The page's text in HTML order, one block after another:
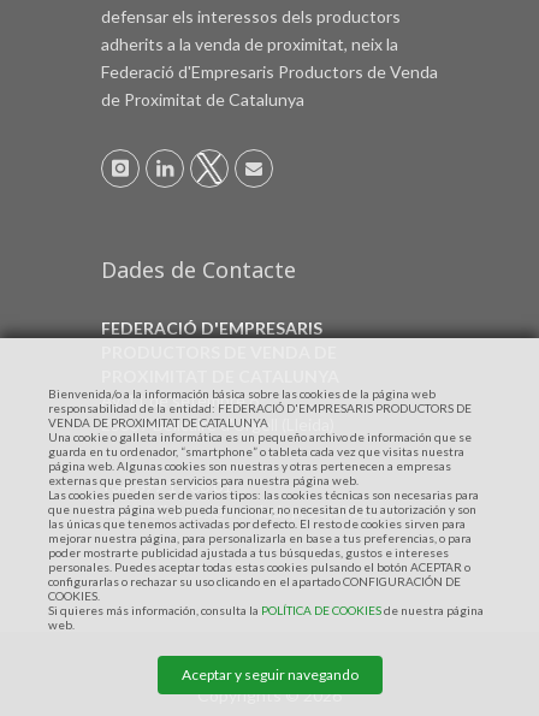
defensar els interessos dels productors
adherits a la venda de proximitat, neix la
Federació d'Empresaris Productors de Venda
de Proximitat de Catalunya
Dades de Contacte
FEDERACIÓ D'EMPRESARIS
Av. 11 de setembre 6
25337 Bellcaire d'Urgell (Lleida)
+34 699 17 66 01
direcciollotges@vendadeproximitat.cat
Copyrights © 2026
Bienvenida/o a la información básica sobre las cookies de la página web
responsabilidad de la entidad: FEDERACIÓ D'EMPRESARIS PRODUCTORS DE
VENDA DE PROXIMITAT DE CATALUNYA
Una cookie o galleta informática es un pequeño archivo de información que se
guarda en tu ordenador, “smartphone” o tableta cada vez que visitas nuestra
página web. Algunas cookies son nuestras y otras pertenecen a empresas
externas que prestan servicios para nuestra página web.
Las cookies pueden ser de varios tipos: las cookies técnicas son necesarias para
que nuestra página web pueda funcionar, no necesitan de tu autorización y son
las únicas que tenemos activadas por defecto. El resto de cookies sirven para
mejorar nuestra página, para personalizarla en base a tus preferencias, o para
poder mostrarte publicidad ajustada a tus búsquedas, gustos e intereses
personales. Puedes aceptar todas estas cookies pulsando el botón ACEPTAR o
configurarlas o rechazar su uso clicando en el apartado CONFIGURACIÓN DE
COOKIES.
Si quieres más información, consulta la POLÍTICA DE COOKIESde nuestra página
web.
Aceptar y seguir navegando